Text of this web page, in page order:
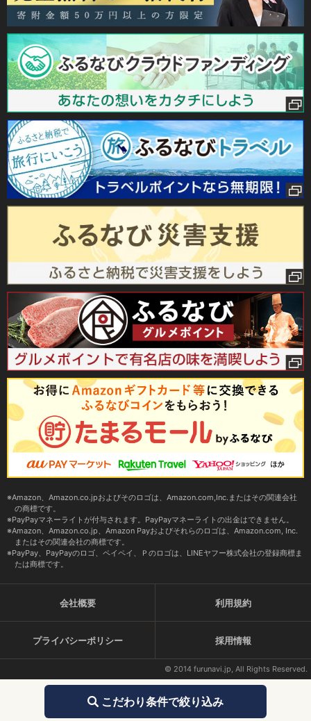
こだわり条件で絞り込み
Amazon、Amazon.co.jpおよびそのロゴは、Amazon.com,Inc.またはその関連会社
の商標です。
PayPayマネーライトが付与されます。PayPayマネーライトの出金はできません。
Amazon、Amazon.co.jp、Amazon Payおよびそれらのロゴは、Amazon.com, Inc.
またはその関連会社の商標です。
PayPay、PayPayのロゴ、ペイペイ、Ｐのロゴは、LINEヤフー株式会社の登録商標ま
たは商標です。
会社概要 利用規約
プライバシーポリシー 採用情報
© 2014 furunavi.jp, All Rights Reserved.